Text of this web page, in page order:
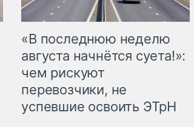
«В последнюю неделю
августа начнётся суета!»:
чем рискуют
перевозчики, не
успевшие освоить ЭТрН